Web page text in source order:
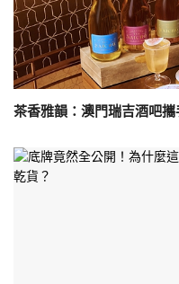
茶香雅韻：澳門瑞吉酒吧